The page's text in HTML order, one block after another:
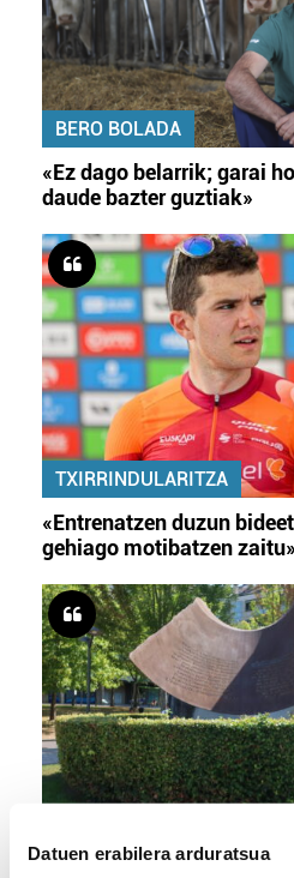
Datuen erabilera arduratsua
BERO BOLADA
«Ez dago belarrik; garai
daude bazter guztiak»
TXIRRINDULARITZA
«Entrenatzen duzun
gehiago motibatzen zaitu»